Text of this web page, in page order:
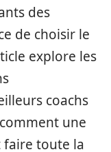
des
de choisir le
explore les
coachs
une
faire toute la